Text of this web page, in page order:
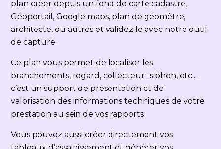
plan créer depuis un fond de carte cadastre,
Géoportail, Google maps, plan de géomètre,
architecte, ou autres et validez le avec notre outil
de capture.
Ce plan vous permet de localiser les
branchements, regard, collecteur ; siphon, etc.. .
c’est un support de présentation et de
valorisation des informations techniques de votre
prestation au sein de vos rapports
Vous pouvez aussi créer directement vos